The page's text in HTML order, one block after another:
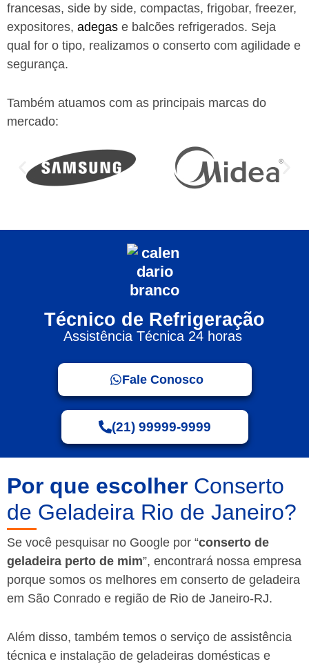
francesas, side by side, compactas, frigobar, freezer,
expositores, adegas e balcões refrigerados. Seja
qual for o tipo, realizamos o conserto com agilidade e
segurança.
Também atuamos com as principais marcas do
mercado:
Técnico de Refrigeração
Assistência Técnica 24 horas
Fale Conosco
(21) 99999-9999
Por que escolher Conserto
de Geladeira Rio de Janeiro?
Se você pesquisar no Google por “conserto de
geladeira perto de mim”, encontrará nossa empresa
porque somos os melhores em conserto de geladeira
em São Conrado e região de Rio de Janeiro-RJ.
Além disso, também temos o serviço de assistência
técnica e instalação de geladeiras domésticas e